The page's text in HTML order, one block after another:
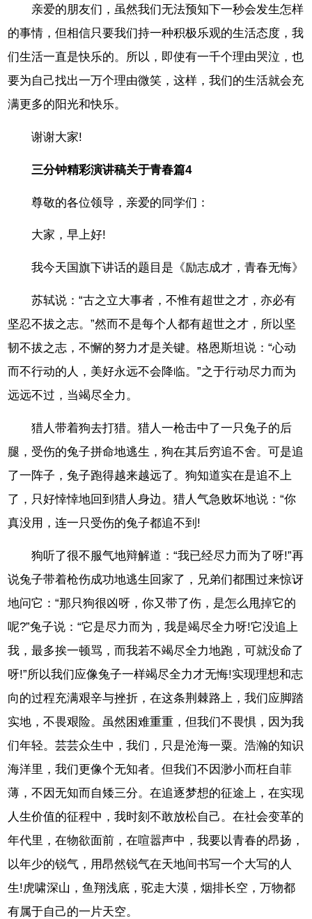
亲爱的朋友们，虽然我们无法预知下一秒会发生怎样
的事情，但相信只要我们持一种积极乐观的生活态度，我
们生活一直是快乐的。所以，即使有一千个理由哭泣，也
要为自己找出一万个理由微笑，这样，我们的生活就会充
满更多的阳光和快乐。
谢谢大家!
三分钟精彩演讲稿关于青春篇4
尊敬的各位领导，亲爱的同学们：
大家，早上好!
我今天国旗下讲话的题目是《励志成才，青春无悔》
苏轼说：“古之立大事者，不惟有超世之才，亦必有
坚忍不拔之志。”然而不是每个人都有超世之才，所以坚
韧不拔之志，不懈的努力才是关键。格恩斯坦说：“心动
而不行动的人，美好永远不会降临。”之于行动尽力而为
远远不过，当竭尽全力。
猎人带着狗去打猎。猎人一枪击中了一只兔子的后
腿，受伤的兔子拼命地逃生，狗在其后穷追不舍。可是追
了一阵子，兔子跑得越来越远了。狗知道实在是追不上
了，只好悻悻地回到猎人身边。猎人气急败坏地说：“你
真没用，连一只受伤的兔子都追不到!
狗听了很不服气地辩解道：“我已经尽力而为了呀!”再
说兔子带着枪伤成功地逃生回家了，兄弟们都围过来惊讶
地问它：“那只狗很凶呀，你又带了伤，是怎么甩掉它的
呢?”兔子说：“它是尽力而为，我是竭尽全力呀!它没追上
我，最多挨一顿骂，而我若不竭尽全力地跑，可就没命了
呀!”所以我们应像兔子一样竭尽全力才无悔!实现理想和志
向的过程充满艰辛与挫折，在这条荆棘路上，我们应脚踏
实地，不畏艰险。虽然困难重重，但我们不畏惧，因为我
们年轻。芸芸众生中，我们，只是沧海一粟。浩瀚的知识
海洋里，我们更像个无知者。但我们不因渺小而枉自菲
薄，不因无知而自矮三分。在追逐梦想的征途上，在实现
人生价值的征程中，我时刻不敢放松自己。在社会变革的
年代里，在物欲面前，在喧嚣声中，我要以青春的昂扬，
以年少的锐气，用昂然锐气在天地间书写一个大写的人
生!虎啸深山，鱼翔浅底，驼走大漠，烟排长空，万物都
有属于自己的一片天空。